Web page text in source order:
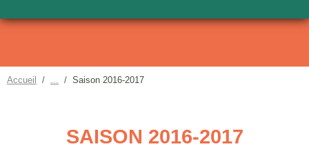
Accueil Saison 2016-2017
SAISON 2016-2017